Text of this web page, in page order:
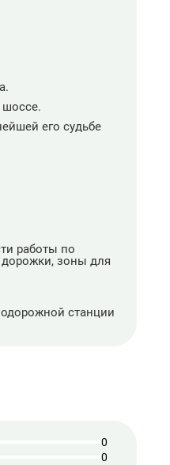
его судьбе
работы по
дорожки, зоны для
станции
0
0